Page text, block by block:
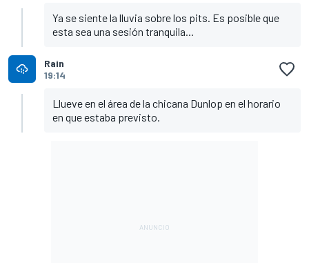
Ya se siente la lluvia sobre los pits. Es posible que
esta sea una sesión tranquila...
Rain
19:14
Llueve en el área de la chicana Dunlop en el horario
en que estaba previsto.